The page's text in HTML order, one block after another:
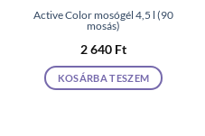
Active Color mosógél 4,5 l (90
mosás)
2 640 Ft
KOSÁRBA TESZEM